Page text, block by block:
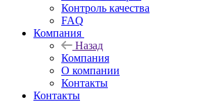
Контроль качества
FAQ
Компания
Назад
Компания
О компании
Контакты
Контакты